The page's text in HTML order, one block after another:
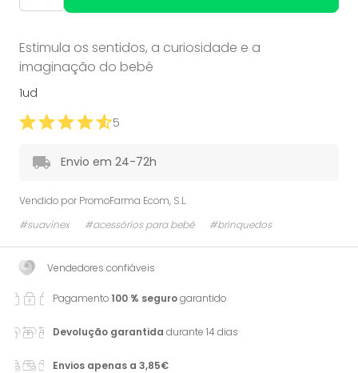
Estimula os sentidos, a curiosidade e a
imaginação do bebé
1ud
5
Envio em 24-72h
Vendido por PromoFarma Ecom, S.L.
#suavinex
#acessórios para bebé #brinquedos
Vendedores confiáveis
Pagamento100 % segurogarantido
Devolução garantida durante 14 dias
Envios apenas a 3,85€